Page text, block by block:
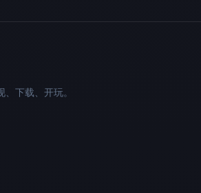
下载、开玩。